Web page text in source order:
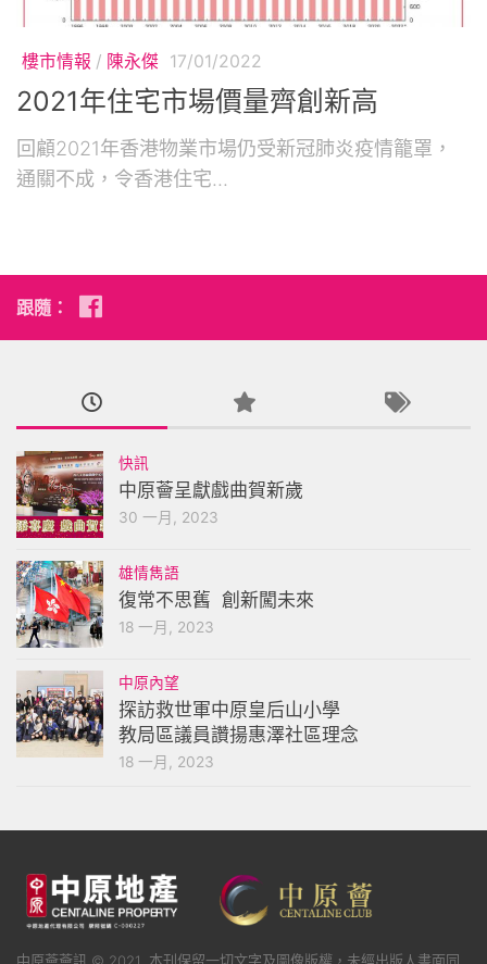
樓市情報 / 陳永傑 17/01/2022
2021年住宅市場價量齊創新高
回顧2021年香港物業市場仍受新冠肺炎疫情籠罩，
通關不成，令香港住宅...
跟隨：
快訊
中原薈呈獻戲曲賀新歲
30 一月, 2023
雄情雋語
復常不思舊 創新闖未來
18 一月, 2023
中原內望
探訪救世軍中原皇后山小學
教局區議員讚揚惠澤社區理念
18 一月, 2023